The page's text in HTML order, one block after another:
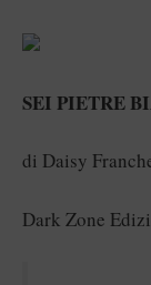
SEI PIETRE
di Daisy
Dark Zone